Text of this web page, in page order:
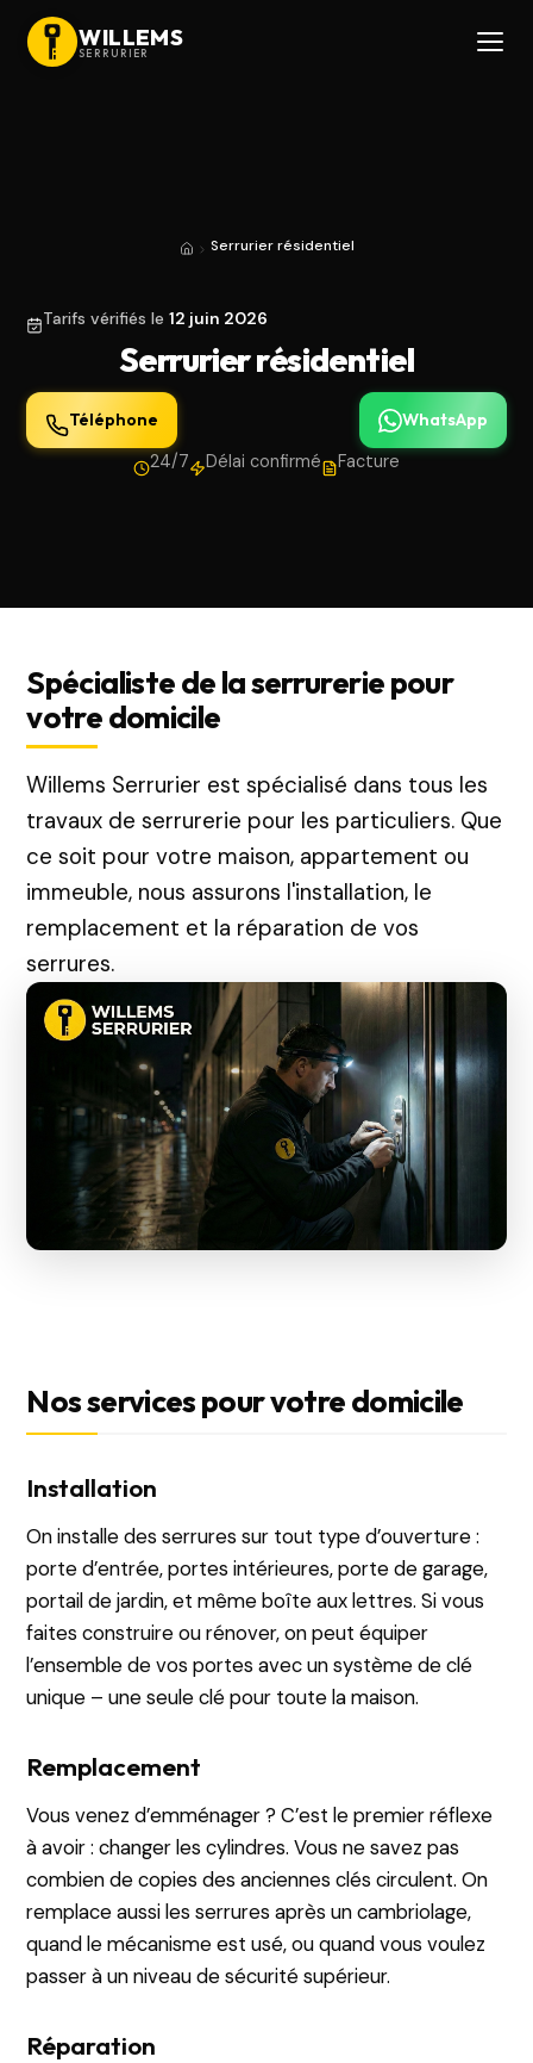
WILLEMS
SERRURIER
AccueilSerrurier résidentiel
Tarifs vérifiés le12 juin 2026
Serrurier résidentiel
Téléphone
WhatsApp
24/7
Délai confirmé Facture
Spécialiste de la serrurerie pour
votre domicile
Willems Serrurier est spécialisé dans tous les
travaux de serrurerie pour les particuliers. Que
ce soit pour votre maison, appartement ou
immeuble, nous assurons l'installation, le
remplacement et la réparation de vos
serrures.
Nos services pour votre domicile
Installation
On installe des serrures sur tout type d’ouverture :
porte d’entrée, portes intérieures, porte de garage,
portail de jardin, et même boîte aux lettres. Si vous
faites construire ou rénover, on peut équiper
l’ensemble de vos portes avec un système de clé
unique – une seule clé pour toute la maison.
Remplacement
Vous venez d’emménager ? C’est le premier réflexe
à avoir : changer les cylindres. Vous ne savez pas
combien de copies des anciennes clés circulent. On
remplace aussi les serrures après un cambriolage,
quand le mécanisme est usé, ou quand vous voulez
passer à un niveau de sécurité supérieur.
Réparation